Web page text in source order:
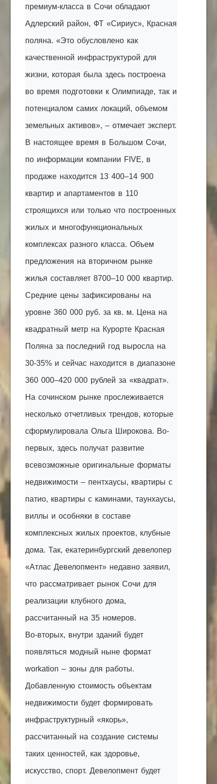
премиум-класса в Сочи обладают
Адлерский район, ФТ «Сириус», Красная
поляна. «Это обусловлено как
качественной инфраструктурой для
жизни, которая была здесь построена
во время подготовки к Олимпиаде, так и
потенциалом самих локаций, объемом
земельных активов», – отмечает эксперт.
В настоящее время в Большом Сочи,
по информации компании FIVE, в
продаже находится 13 400–14 900
квартир и апартаментов в 110
строящихся или только что построенных
жилых и многофункциональных
комплексах разного класса. Объем
предложения на вторичном рынке
жилья составляет 8700–10 000 квартир.
Средние цены зафиксированы на
уровне 360 000 руб. за кв. м. Цена на
квадратный метр на Курорте Красная
Поляна за последний год выросла на
30-35% и сейчас находится в диапазоне
360 000–420 000 рублей за «квадрат».
На сочинском рынке прослеживается
несколько отчетливых трендов, которые
сформулировала Ольга Широкова. Во-
первых, здесь получат развитие
всевозможные оригинальные форматы
недвижимости – пентхаусы, квартиры с
патио, квартиры с каминами, таунхаусы,
виллы и особняки в составе
комплексных жилых проектов, клубные
дома. Так, екатеринбургский девелопер
«Атлас Девелопмент» недавно заявил,
что рассматривает рынок Сочи для
реализации клубного дома,
рассчитанный на 35 номеров.
Во-вторых, внутри зданий будет
появляться модный ныне формат
workation – зоны для работы.
Добавленную стоимость объектам
недвижимости будет формировать
инфраструктурный «якорь»,
рассчитанный на создание системы
таких ценностей, как здоровье,
искусство, спорт. Девелопмент будет